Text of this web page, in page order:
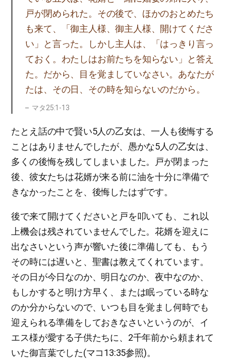
戸が閉められた。その後で、ほかのおとめたち
も来て、「御主人様、御主人様、開けてくださ
い」と言った。しかし主人は、「はっきり言っ
ておく。わたしはお前たちを知らない」と答え
た。だから、目を覚ましていなさい。あなたが
たは、その日、その時を知らないのだから。
マタ25:1-13
たとえ話の中で賢い5人の乙女は、一人も後悔する
ことはありませんでしたが、愚かな5人の乙女は、
多くの後悔を残してしまいました。戸が閉まった
後、彼女たちは花婿が来る前に油を十分に準備で
きなかったことを、後悔したはずです。
後で来て開けてくださいと戸を叩いても、これ以
上機会は残されていませんでした。花婿を迎えに
出なさいという声が響いた後に準備しても、もう
その時には遅いと、聖書は教えてくれています。
その日が今日なのか、明日なのか、夜中なのか、
もしかすると明け方早く、または眠っている時な
のか分からないので、いつも目を覚まし何時でも
迎えられる準備をしておきなさいというのが、イ
エス様が愛する子供たちに、2千年前から頼まれて
いた御言葉でした(マコ13:35参照)。